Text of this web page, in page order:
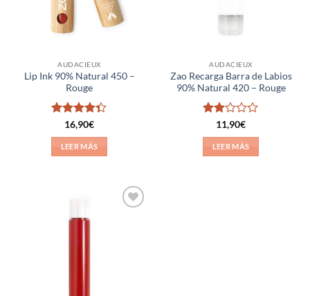
AUDACIEUX
Lip Ink 90% Natural 450 –
Rouge
Valorado
con4.33
de 5
16,90€
LEER MÁS
AUDACIEUX
Zao Recarga Barra de Labios
90% Natural 420 – Rouge
Valorado
con
de
5
11,90€
LEER MÁS